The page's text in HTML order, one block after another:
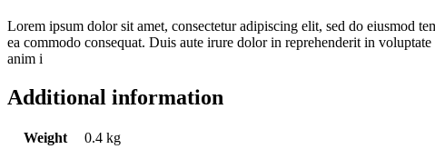
Lorem ipsum dolor sit amet, consectetur adipiscing elit, sed do eiusmod
ea commodo consequat. Duis aute irure dolor in reprehenderit in
anim i
Additional information
Weight
0.4 kg